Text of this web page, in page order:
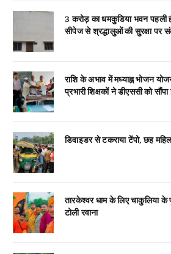
3 करोड़ का धमकुडिया भवन पहली
सीपेज से श्रद्धालुओं की सुरक्षा पर
राशि के अभाव में मध्याह्न भोजन
प्रभारी शिक्षकों ने डीएससी को सौंपा
डिवाइडर से टकराया टेंपो, छह
तारकेश्वर धाम के लिए चाकुलिया के
टोली रवाना